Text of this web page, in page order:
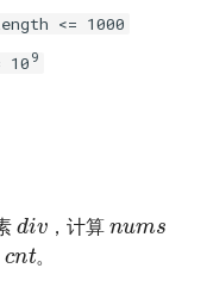
<= 1000
9
，计算
cnt
。